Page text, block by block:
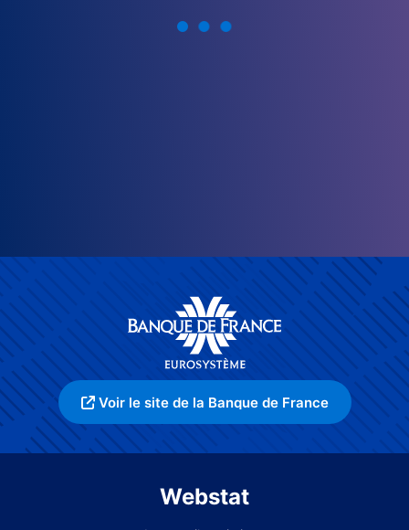
Voir le site de la Banque de France
Webstat